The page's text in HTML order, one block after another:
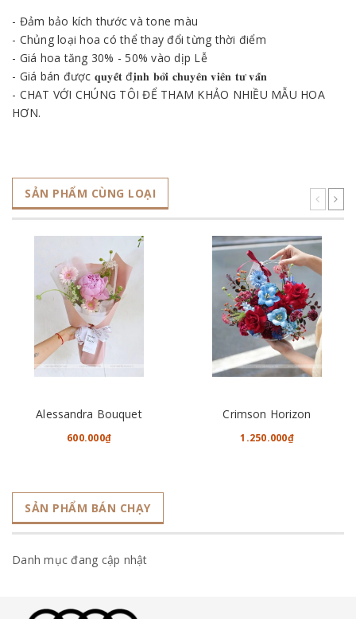
- Đảm bảo kích thước và tone màu
- Chủng loại hoa có thể thay đổi từng thời điểm
- Giá hoa tăng 30% - 50% vào dịp Lễ
- Giá bán được 𝐪𝐮𝐲𝐞̂́𝐭 đ𝐢̣𝐧𝐡 𝐛𝐨̛̉𝐢 𝐜𝐡𝐮𝐲𝐞̂𝐧 𝐯𝐢𝐞̂𝐧 𝐭𝐮̛ 𝐯𝐚̂́𝐧
- CHAT VỚI CHÚNG TÔI ĐỂ THAM KHẢO NHIỀU MẪU HOA
HƠN.
SẢN PHẨM CÙNG LOẠI
Alessandra Bouquet
600.000₫
Crimson Horizon
1.250.000₫
SẢN PHẨM BÁN CHẠY
Danh mục đang cập nhật